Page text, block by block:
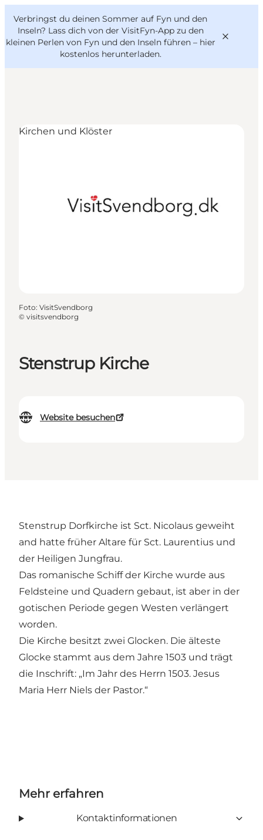
Verbringst du deinen Sommer auf Fyn und den
Inseln? Lass dich von der VisitFyn-App zu den
kleinen Perlen von Fyn und den Inseln führen – hier
kostenlos herunterladen.
Reise Ideen
VisitFyn
Deutsch
Stenstrup Kirche
Website besuchen
Kirchen und Klöster
Foto: VisitSvendborg
© visitsvendborg
Stenstrup Dorfkirche ist Sct. Nicolaus geweiht
and hatte früher Altare für Sct. Laurentius und
der Heiligen Jungfrau.
Das romanische Schiff der Kirche wurde aus
Feldsteine und Quadern gebaut, ist aber in der
gotischen Periode gegen Westen verlängert
worden.
Die Kirche besitzt zwei Glocken. Die älteste
Glocke stammt aus dem Jahre 1503 und trägt
die Inschrift: „Im Jahr des Herrn 1503. Jesus
Maria Herr Niels der Pastor.“
Mehr erfahren
Kontaktinformationen